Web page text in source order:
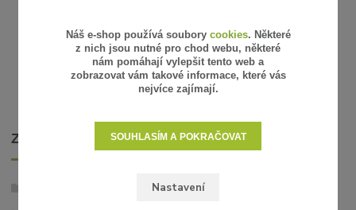
ZBOŽÍ ZAŘAZENO V KATEGORIÍCH
Náš e-shop používá soubory cookies. Některé
z nich jsou nutné pro chod webu, některé
nám pomáhají vylepšit tento web a
zobrazovat vám takové informace, které vás
nejvíce zajímají.
Nastavení
SOUHLASÍM A POKRAČOVAT